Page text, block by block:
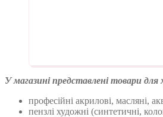
У магазині представлені товари для
професійні акрилові, масляні,
пензлі художні (синтетичні,